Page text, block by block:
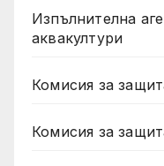
Изпълнителна
аквакултури
Комисия за
Комисия за